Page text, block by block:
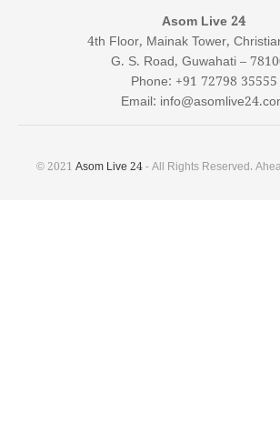
Asom Live 24
4th Floor, Mainak Tower,
G. S. Road, Guwahati –
Phone: +91 72798 35555
Email:
© 2021 Asom Live 24- All Rights Reserved.